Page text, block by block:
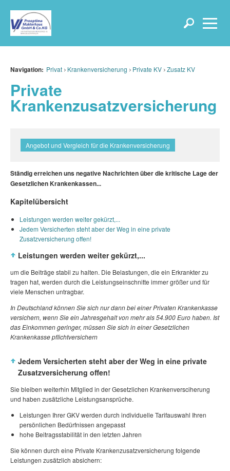
Navigation: Privat Krankenversicherung Private KV Zusatz KV
Private
Krankenzusatzversicherung
Angebot und Vergleich für die Krankenversicherung
Ständig erreichen uns negative Nachrichten über die kritische Lage der
Gesetzlichen Krankenkassen...
Kapitelübersicht
Leistungen werden weiter gekürzt,...
Jedem Versicherten steht aber der Weg in eine private
Zusatzversicherung offen!
Leistungen werden weiter gekürzt,...
um die Beiträge stabil zu halten. Die Belastungen, die ein Erkrankter zu
tragen hat, werden durch die Leistungseinschnitte immer größer und für
viele Menschen untragbar.
In Deutschland können Sie sich nur dann bei einer Privaten Krankenkasse
versichern, wenn Sie ein Jahresgehalt von mehr als 54.900 Euro haben. Ist
das Einkommen geringer, müssen Sie sich in einer Gesetzlichen
Krankenkasse pflichtversichern
Jedem Versicherten steht aber der Weg in eine private
Zusatzversicherung offen!
Sie bleiben weiterhin Mitglied in der Gesetzlichen Krankenversciherung
und haben zusätzliche Leistungsansprüche.
Leistungen Ihrer GKV werden durch individuelle Tarifauswahl Ihren
persönlichen Bedürfnissen angepasst
hohe Beitragsstabilität in den letzten Jahren
Sie können durch eine Private Krankenzusatzversicherung folgende
Leistungen zusätzlich absichern: